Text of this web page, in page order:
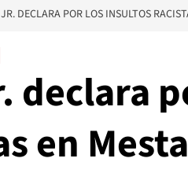
DECLARA POR LOS INSULTOS
declara
en